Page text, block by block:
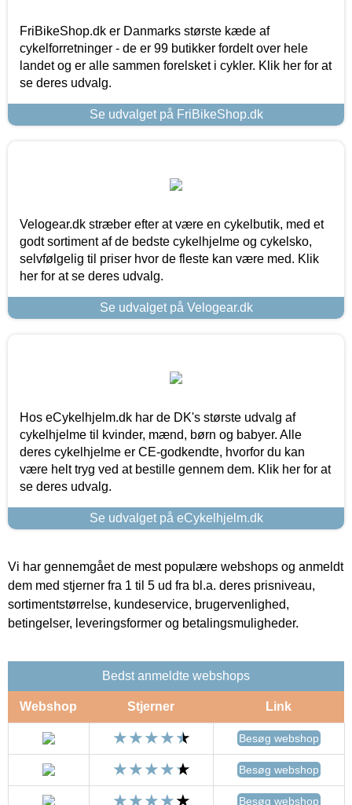
FriBikeShop.dk er Danmarks største kæde af
cykelforretninger - de er 99 butikker fordelt over hele
landet og er alle sammen forelsket i cykler. Klik her for at
se deres udvalg.
Se udvalget på FriBikeShop.dk
Velogear.dk stræber efter at være en cykelbutik, med et
godt sortiment af de bedste cykelhjelme og cykelsko,
selvfølgelig til priser hvor de fleste kan være med. Klik
her for at se deres udvalg.
Se udvalget på Velogear.dk
Hos eCykelhjelm.dk har de DK's største udvalg af
cykelhjelme til kvinder, mænd, børn og babyer. Alle
deres cykelhjelme er CE-godkendte, hvorfor du kan
være helt tryg ved at bestille gennem dem. Klik her for at
se deres udvalg.
Se udvalget på eCykelhjelm.dk
Vi har gennemgået de mest populære webshops og anmeldt
dem med stjerner fra 1 til 5 ud fra bl.a. deres prisniveau,
sortimentstørrelse, kundeservice, brugervenlighed,
betingelser, leveringsformer og betalingsmuligheder.
Bedst anmeldte webshops
Webshop Stjerner Link
Besøg webshop
Besøg webshop
Besøg webshop